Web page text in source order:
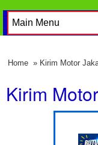
Home » Kirim Motor
Kirim